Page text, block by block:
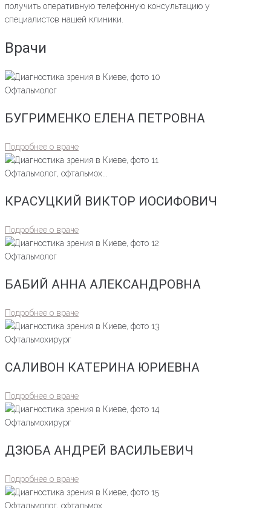
получить оперативную телефонную консультацию у
специалистов нашей клиники.
Врачи
Офтальмолог
БУГРИМЕНКО ЕЛЕНА ПЕТРОВНА
Подробнее о враче
Офтальмолог, офтальмох...
КРАСУЦКИЙ ВИКТОР ИОСИФОВИЧ
Подробнее о враче
Офтальмолог
БАБИЙ АННА АЛЕКСАНДРОВНА
Подробнее о враче
Офтальмохирург
САЛИВОН КАТЕРИНА ЮРИЕВНА
Подробнее о враче
Офтальмохирург
ДЗЮБА АНДРЕЙ ВАСИЛЬЕВИЧ
Подробнее о враче
Офтальмолог, офтальмох...